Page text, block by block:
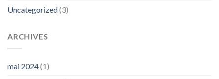
Uncategorized(3)
ARCHIVES
mai 2024(1)